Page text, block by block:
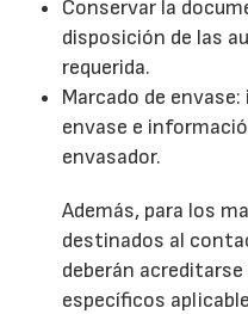
Conservar la
disposición de las
requerida.
Marcado de
envase e
envasador.
Además, para los
destinados al
deberán
específicos